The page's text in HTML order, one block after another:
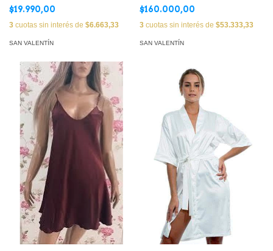
$19.990,00
3 cuotas sin interés de $6.663,33
SAN VALENTÍN
FERNANDEZ(JFBATA23)
$160.000,00
3 cuotas sin interés de $53.333,33
SAN VALENTÍN